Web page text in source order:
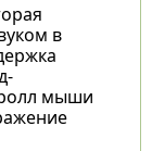
в
мыши